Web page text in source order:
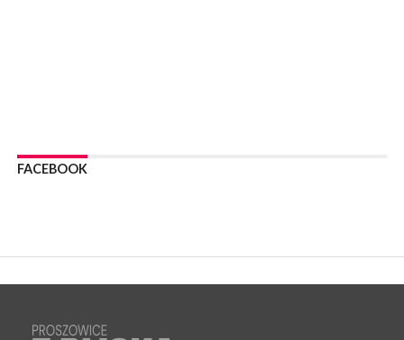
WYDARZENIA
POWIAT PROSZOWICKI. Na dziś zaplanowano „ALARM-2026”
WYDARZENIA
FACEBOOK